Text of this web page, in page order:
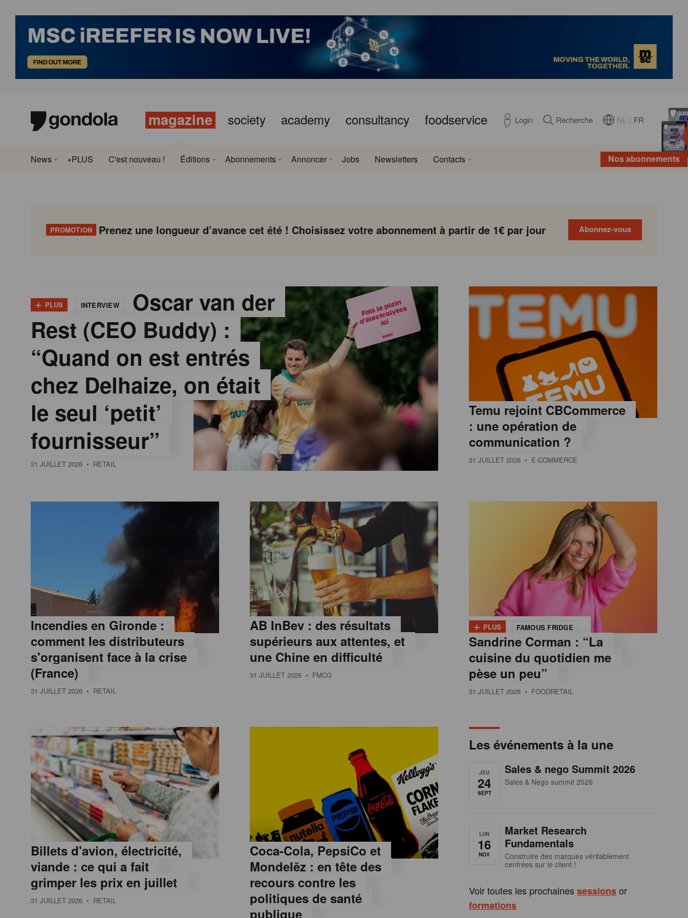
magazine society academy consultancy foodservice Login Recherche NL FR
Nos abonnements
News +PLUS C'est nouveau ! Éditions Abonnements Annoncer Jobs Newsletters Contacts
PROMOTION Prenez une longueur d’avance cet été ! Choisissez votre abonnement à partir de 1€ par jour Abonnez-vous
+ PLUS INTERVIEW
Oscar van der
Rest (CEO Buddy) :
“Quand on est entrés
chez Delhaize, on était
le seul ‘petit’
fournisseur”
31 JUILLET 2026 • RETAIL
Temu rejoint CBCommerce
: une opération de
communication ?
31 JUILLET 2026 • E-COMMERCE
Incendies en Gironde :
comment les distributeurs
s'organisent face à la crise
(France)
31 JUILLET 2026 • RETAIL
AB InBev : des résultats
supérieurs aux attentes, et
une Chine en difficulté
31 JUILLET 2026 • FMCG
+ PLUS FAMOUS FRIDGE
Sandrine Corman : “La
cuisine du quotidien me
pèse un peu”
31 JUILLET 2026 • FOODRETAIL
Billets d'avion, électricité,
viande : ce qui a fait
grimper les prix en juillet
31 JUILLET 2026 • RETAIL
Coca-Cola, PepsiCo et
Mondelēz : en tête des
recours contre les
politiques de santé
publique
Les événements à la une
JEU
24
SEPT
Sales & nego Summit 2026
Sales & Nego summit 2026
LUN
16
NOV
Market Research
Fundamentals
Construire des marques véritablement
centrées sur le client !
Voir toutes les prochaines sessionsor
formations